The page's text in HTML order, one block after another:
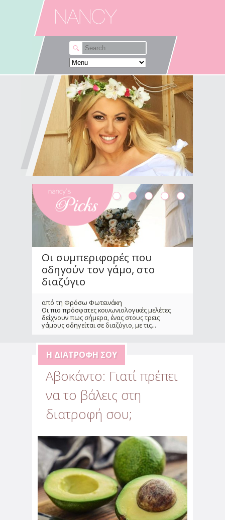
Skip to main content
Λες αυτά που θέλεις εκεί
που θέλεις;
Δε θα σου πω ότι "μια ζωή την έχουμε",
"κάντο" κι άλλα κλασικά που πιστεύω ότι δε
βοηθούν και τόσο. Κι εγώ πολύ συχνά,
αναρωτιέμαι γιατί φοβάμαι να πω αυτά που
θέλω, εκεί που...
Οι συμπεριφορές που
οδηγούν τον γάμο, στο
διαζύγιο
από τη Φρόσω Φωτεινάκη
Οι πιο πρόσφατες κοινωνιολογικές μελέτες
δείχνουν πως σήμερα, ένας στους τρεις
γάμους οδηγείται σε διαζύγιο, με τις...
Αντιμετώπισε την
αβεβαιότητα & το άγχος
που προκάλεσε η πανδημία
από την Αλεξάνδρα Παυλέτση - Στεφανή
Η πανδημία επηρέασε την ανάγκη του
ανθρώπου να νιώθει ασφάλεια και
δημιούργησε αμφιβολίες για ότι θεωρούσε
δεδομένο. Αυτό...
Αβοκάντο: Γιατί πρέπει
να το βάλεις στη
διατροφή σου;
Η ΔΙΑΤΡΟΦΉ ΣΟΥ